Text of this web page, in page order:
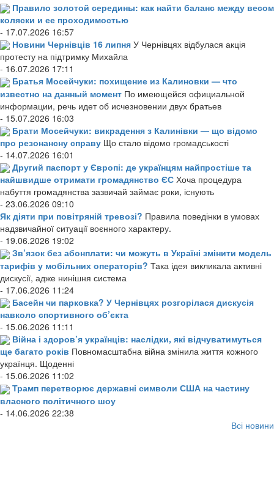
Правило золотой середины: как найти баланс между весом
коляски и ее проходимостью
- 17.07.2026 16:57
Новини Чернівців 16 липня У Чернівцях відбулася акція
протесту на підтримку Михайла
- 16.07.2026 17:11
Братья Мосейчуки: похищение из Калиновки — что
известно на данный момент По имеющейся официальной
информации, речь идет об исчезновении двух братьев
- 15.07.2026 16:03
Брати Мосейчуки: викрадення з Калинівки — що відомо
про резонансну справу Що стало відомо громадськості
- 14.07.2026 16:01
Другий паспорт у Європі: де українцям найпростіше та
найшвидше отримати громадянство ЄС Хоча процедура
набуття громадянства зазвичай займає роки, існують
- 23.06.2026 09:10
Як діяти при повітряній тревозі? Правила поведінки в умовах
надзвичайної ситуації воєнного характеру.
- 19.06.2026 19:02
Зв’язок без абонплати: чи можуть в Україні змінити модель
тарифів у мобільних операторів? Така ідея викликала активні
дискусії, адже нинішня система
- 17.06.2026 11:24
Басейн чи парковка? У Чернівцях розгорілася дискусія
навколо спортивного об’єкта
- 15.06.2026 11:11
Війна і здоров’я українців: наслідки, які відчуватимуться
ще багато років Повномасштабна війна змінила життя кожного
українця. Щоденні
- 15.06.2026 11:02
Трамп перетворює державні символи США на частину
власного політичного шоу
- 14.06.2026 22:38
Всі новини